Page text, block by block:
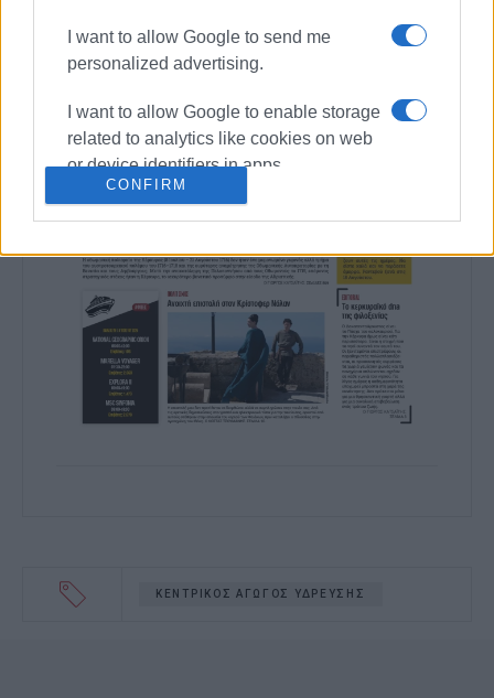
I want to allow Google to send me
personalized advertising.
I want to allow Google to enable storage
related to analytics like cookies on web
or device identifiers in apps.
app.
I want to allow Google to enable storage
related to personalization.
I want to allow Google to enable storage
related to security, including
CONFIRM
ΚΕΝΤΡΙΚΟΣ ΑΓΩΓΟΣ ΥΔΡΕΥΣΗΣ